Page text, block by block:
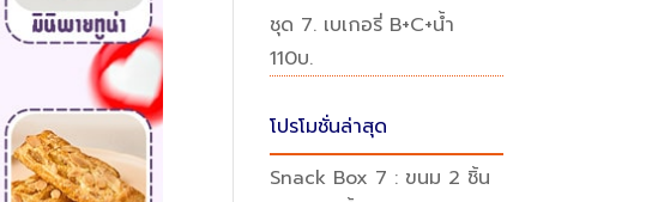
ชุด 7. เบเกอรี่ B+C+น้ำ
110บ.
โปรโมชั่นล่าสุด
Snack Box 7 : ขนม 2 ชิ้น